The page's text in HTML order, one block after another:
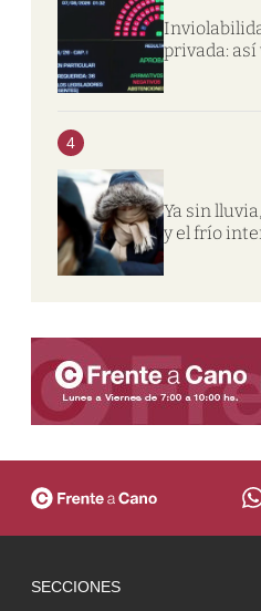
privada: así
4
Ya sin
y el frío
SECCIONES